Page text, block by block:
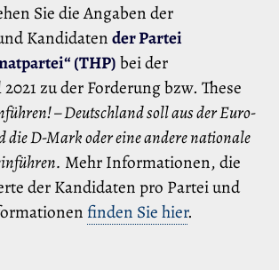
Sie die Angaben der
Kandidatender Partei
(THP)bei der
zu der Forderung bzw. These
– Deutschland soll aus der Euro-
die D-Mark oder eine andere nationale
Mehr Informationen, die
der Kandidaten pro Partei und
finden Sie hier.